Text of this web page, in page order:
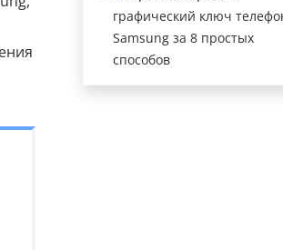
графический ключ
Samsung за 8 простых
способов